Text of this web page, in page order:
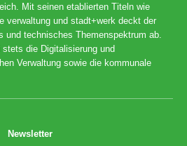
Mit seinen etablierten Titeln wie
verwaltung und stadt+werk deckt der
und technisches Themenspektrum ab.
die Digitalisierung und
Verwaltung sowie die kommunale
Newsletter